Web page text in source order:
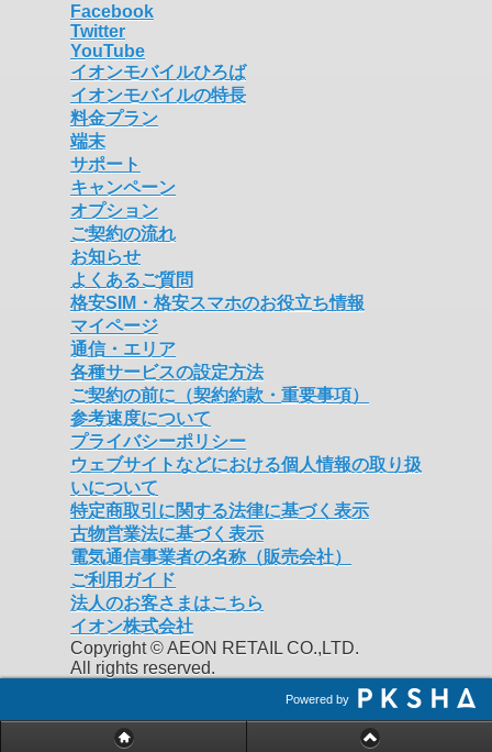
Facebook
Twitter
YouTube
イオンモバイルひろば
イオンモバイルの特長
料金プラン
端末
サポート
キャンペーン
オプション
ご契約の流れ
お知らせ
よくあるご質問
格安SIM・格安スマホのお役立ち情報
マイページ
通信・エリア
各種サービスの設定方法
ご契約の前に（契約約款・重要事項）
参考速度について
プライバシーポリシー
ウェブサイトなどにおける個人情報の取り扱
いについて
特定商取引に関する法律に基づく表示
古物営業法に基づく表示
電気通信事業者の名称（販売会社）
ご利用ガイド
法人のお客さまはこちら
イオン株式会社
Copyright © AEON RETAIL CO.,LTD.
All rights reserved.
Powered by